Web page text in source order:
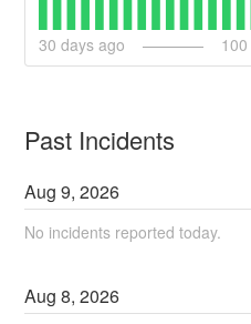
30 days ago 100
Past Incidents
Aug9,2026
No incidents reported today.
Aug8,2026